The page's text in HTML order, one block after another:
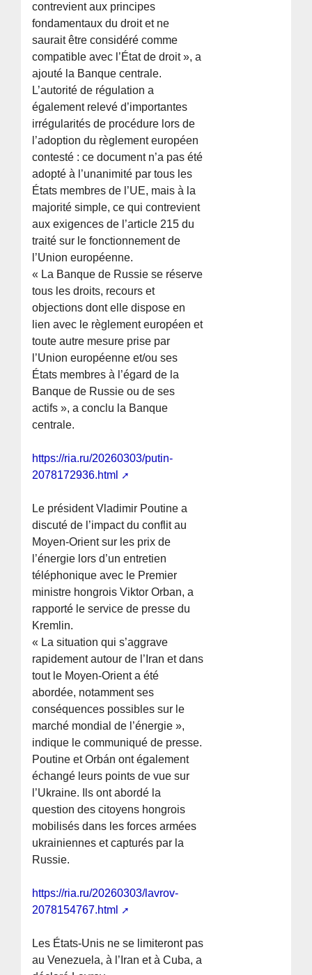
contrevient aux principes
fondamentaux du droit et ne
saurait être considéré comme
compatible avec l’État de droit », a
ajouté la Banque centrale.
L’autorité de régulation a
également relevé d’importantes
irrégularités de procédure lors de
l’adoption du règlement européen
contesté : ce document n’a pas été
adopté à l’unanimité par tous les
États membres de l’UE, mais à la
majorité simple, ce qui contrevient
aux exigences de l’article 215 du
traité sur le fonctionnement de
l’Union européenne.
« La Banque de Russie se réserve
tous les droits, recours et
objections dont elle dispose en
lien avec le règlement européen et
toute autre mesure prise par
l’Union européenne et/ou ses
États membres à l’égard de la
Banque de Russie ou de ses
actifs », a conclu la Banque
centrale.
https://ria.ru/20260303/putin-
2078172936.html
Le président Vladimir Poutine a
discuté de l’impact du conflit au
Moyen-Orient sur les prix de
l’énergie lors d’un entretien
téléphonique avec le Premier
ministre hongrois Viktor Orban, a
rapporté le service de presse du
Kremlin.
« La situation qui s’aggrave
rapidement autour de l’Iran et dans
tout le Moyen-Orient a été
abordée, notamment ses
conséquences possibles sur le
marché mondial de l’énergie »,
indique le communiqué de presse.
Poutine et Orbán ont également
échangé leurs points de vue sur
l’Ukraine. Ils ont abordé la
question des citoyens hongrois
mobilisés dans les forces armées
ukrainiennes et capturés par la
Russie.
https://ria.ru/20260303/lavrov-
2078154767.html
Les États-Unis ne se limiteront pas
au Venezuela, à l’Iran et à Cuba, a